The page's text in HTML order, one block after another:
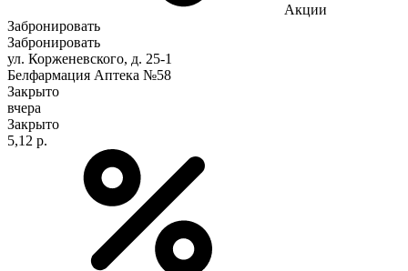
Акции
Забронировать
Забронировать
ул. Корженевского, д. 25-1
Белфармация Аптека №58
Закрыто
вчера
Закрыто
5,12 р.